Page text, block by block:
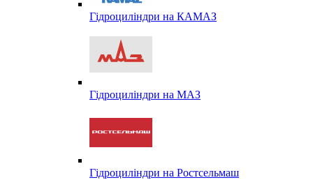
Гідроциліндри на КАМАЗ
Гідроциліндри на МАЗ
Гідроциліндри на Ростсельмаш